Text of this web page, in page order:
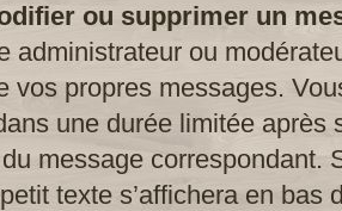
ou supprimer un
administrateur ou
vos propres messages.
une durée limitée après
message correspondant.
texte s’affichera en bas